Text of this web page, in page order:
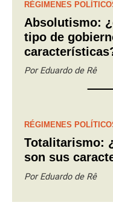
RÉGIMENES
Absolutismo:
tipo de
PorEduardo de Rê
RÉGIMENES
Totalitarismo:
son sus
PorEduardo de Rê